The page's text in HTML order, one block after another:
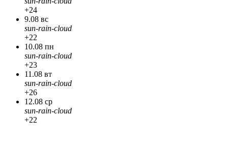
+24
9.08 вс
sun-rain-cloud
+22
10.08 пн
sun-rain-cloud
+23
11.08 вт
sun-rain-cloud
+26
12.08 ср
sun-rain-cloud
+22